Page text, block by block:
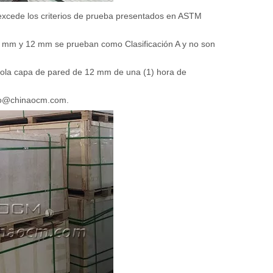
los criterios de prueba presentados en ASTM
y 12 mm se prueban como Clasificación A y no son
capa de pared de 12 mm de una (1) hora de
.